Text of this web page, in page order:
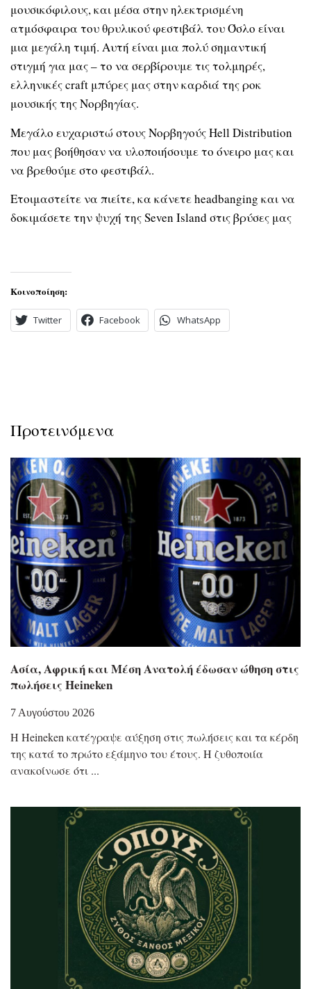
μουσικόφιλους, και μέσα στην ηλεκτρισμένη
ατμόσφαιρα του θρυλικού φεστιβάλ του Όσλο είναι
μια μεγάλη τιμή. Αυτή είναι μια πολύ σημαντική
στιγμή για μας – το να σερβίρουμε τις τολμηρές,
ελληνικές craft μπύρες μας στην καρδιά της ροκ
μουσικής της Νορβηγίας.
Μεγάλο ευχαριστώ στους Νορβηγούς Hell Distribution
που μας βοήθησαν να υλοποιήσουμε το όνειρο μας και
να βρεθούμε στο φεστιβάλ.
Ετοιμαστείτε να πιείτε, κα κάνετε headbanging και να
δοκιμάσετε την ψυχή της Seven Island στις βρύσες μας
Κοινοποίηση:
Twitter Facebook WhatsApp
Προτεινόμενα
Ασία, Αφρική και Μέση Ανατολή έδωσαν ώθηση στις
πωλήσεις Heineken
7 Αυγούστου 2026
Η Heineken κατέγραψε αύξηση στις πωλήσεις και τα κέρδη
της κατά το πρώτο εξάμηνο του έτους. Η ζυθοποιία
ανακοίνωσε ότι